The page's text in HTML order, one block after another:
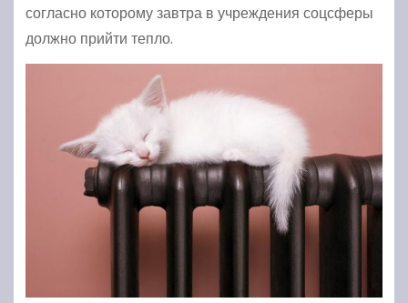
согласно которому завтра в учреждения соцсферы
должно прийти тепло.